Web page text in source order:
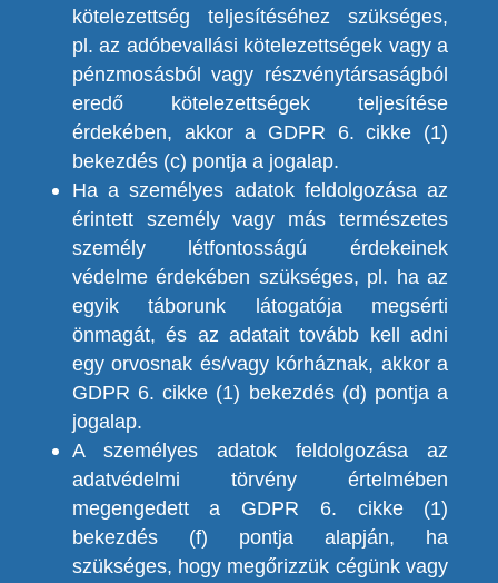
kötelezettség teljesítéséhez szükséges,
pl. az adóbevallási kötelezettségek vagy a
pénzmosásból vagy részvénytársaságból
eredő kötelezettségek teljesítése
érdekében, akkor a GDPR 6. cikke (1)
bekezdés (c) pontja a jogalap.
Ha a személyes adatok feldolgozása az
érintett személy vagy más természetes
személy létfontosságú érdekeinek
védelme érdekében szükséges, pl. ha az
egyik táborunk látogatója megsérti
önmagát, és az adatait tovább kell adni
egy orvosnak és/vagy kórháznak, akkor a
GDPR 6. cikke (1) bekezdés (d) pontja a
jogalap.
A személyes adatok feldolgozása az
adatvédelmi törvény értelmében
megengedett a GDPR 6. cikke (1)
bekezdés (f) pontja alapján, ha
szükséges, hogy megőrizzük cégünk vagy